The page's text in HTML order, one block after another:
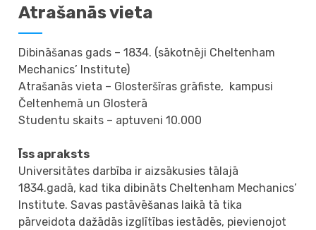
Atrašanās vieta
Dibināšanas gads – 1834. (sākotnēji Cheltenham
Mechanics’ Institute)
Atrašanās vieta – Glosteršīras grāfiste, kampusi
Čeltenhemā un Glosterā
Studentu skaits – aptuveni 10.000
Īss apraksts
Universitātes darbība ir aizsākusies tālajā
1834.gadā, kad tika dibināts Cheltenham Mechanics’
Institute. Savas pastāvēšanas laikā tā tika
pārveidota dažādās izglītības iestādēs, pievienojot